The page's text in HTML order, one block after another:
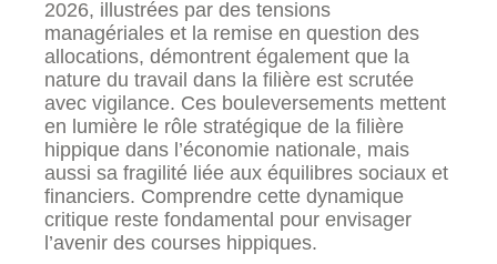
2026, illustrées par des tensions
managériales et la remise en question des
allocations, démontrent également que la
nature du travail dans la filière est scrutée
avec vigilance. Ces bouleversements mettent
en lumière le rôle stratégique de la filière
hippique dans l’économie nationale, mais
aussi sa fragilité liée aux équilibres sociaux et
financiers. Comprendre cette dynamique
critique reste fondamental pour envisager
l’avenir des courses hippiques.